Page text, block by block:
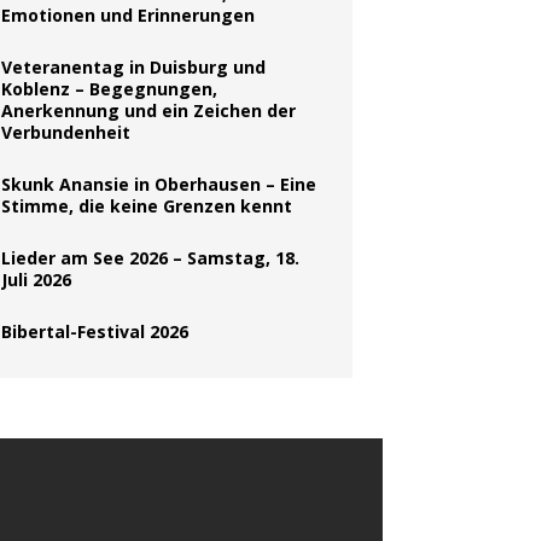
Emotionen und Erinnerungen
Veteranentag in Duisburg und
Koblenz – Begegnungen,
Anerkennung und ein Zeichen der
Verbundenheit
Skunk Anansie in Oberhausen – Eine
Stimme, die keine Grenzen kennt
Lieder am See 2026 – Samstag, 18.
Juli 2026
Bibertal-Festival 2026